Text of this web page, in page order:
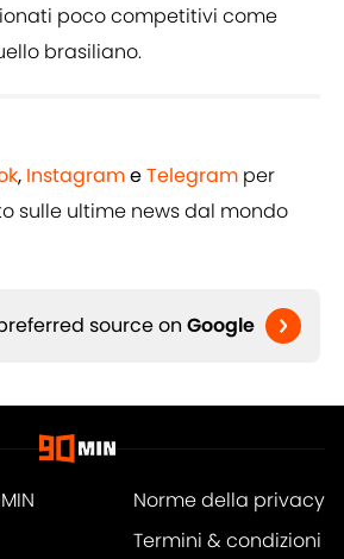
poco competitivi come
brasiliano.
, InstagrameTelegram per
sulle ultime news dal mondo
source on Google
Norme della privacy
Termini & condizioni